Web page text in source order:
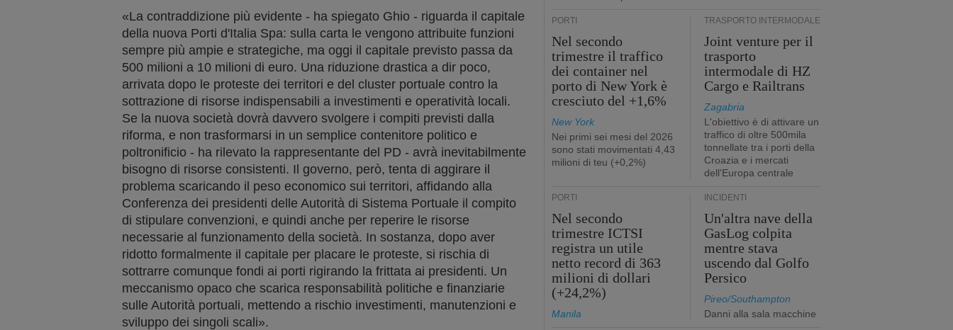
«La contraddizione più evidente - ha spiegato Ghio - riguarda il capitale
della nuova Porti d'Italia Spa: sulla carta le vengono attribuite funzioni
sempre più ampie e strategiche, ma oggi il capitale previsto passa da
500 milioni a 10 milioni di euro. Una riduzione drastica a dir poco,
arrivata dopo le proteste dei territori e del cluster portuale contro la
sottrazione di risorse indispensabili a investimenti e operatività locali.
Se la nuova società dovrà davvero svolgere i compiti previsti dalla
riforma, e non trasformarsi in un semplice contenitore politico e
poltronificio - ha rilevato la rappresentante del PD - avrà inevitabilmente
bisogno di risorse consistenti. Il governo, però, tenta di aggirare il
problema scaricando il peso economico sui territori, affidando alla
Conferenza dei presidenti delle Autorità di Sistema Portuale il compito
di stipulare convenzioni, e quindi anche per reperire le risorse
necessarie al funzionamento della società. In sostanza, dopo aver
ridotto formalmente il capitale per placare le proteste, si rischia di
sottrarre comunque fondi ai porti rigirando la frittata ai presidenti. Un
meccanismo opaco che scarica responsabilità politiche e finanziarie
sulle Autorità portuali, mettendo a rischio investimenti, manutenzioni e
sviluppo dei singoli scali».
PORTI
Nel secondo
trimestre il traffico
dei container nel
porto di New York è
cresciuto del +1,6%
New York
Nei primi sei mesi del 2026
sono stati movimentati 4,43
milioni di teu (+0,2%)
TRASPORTO INTERMODALE
Joint venture per il
trasporto
intermodale di HZ
Cargo e Railtrans
Zagabria
L'obiettivo è di attivare un
traffico di oltre 500mila
tonnellate tra i porti della
Croazia e i mercati
dell'Europa centrale
PORTI
Nel secondo
trimestre ICTSI
registra un utile
netto record di 363
milioni di dollari
(+24,2%)
Manila
INCIDENTI
Un'altra nave della
GasLog colpita
mentre stava
uscendo dal Golfo
Persico
Pireo/Southampton
Danni alla sala macchine